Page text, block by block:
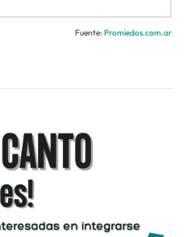
Fuente: Promiedos.com.ar